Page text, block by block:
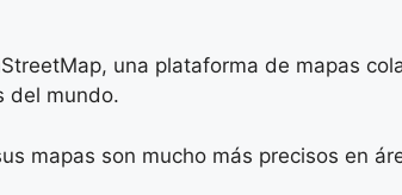
una plataforma de mapas
del mundo.
mapas son mucho más precisos en